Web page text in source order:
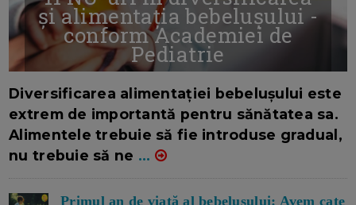
și alimentația bebelușului -
conform Academiei de
Pediatrie
Diversificarea alimentației bebelușului este
extrem de importantă pentru sănătatea sa.
Alimentele trebuie să fie introduse gradual,
nu trebuie să ne ...
Primul an de viață al bebelușului: Avem cate